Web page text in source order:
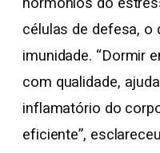
células de defesa, o
imunidade. “Dormir
com qualidade,
inflamatório do
eficiente”,